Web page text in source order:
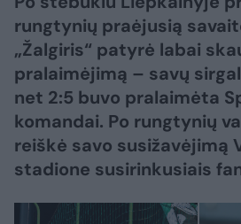
rungtynių praėjusią
„Žalgiris“ patyrė labai
pralaimėjimą – savų
net 2:5 buvo pralaimėta
komandai. Po rungtynių
reiškė savo susižavėjimą
stadione susirinkusiais